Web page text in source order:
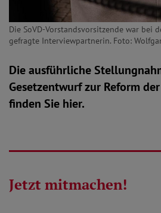
Die SoVD-Vorstandsvorsitzende war bei
gefragte Interviewpartnerin. Foto:
Die ausführliche
Gesetzentwurf zur Reform
finden Sie hier.
Jetzt mitmachen!